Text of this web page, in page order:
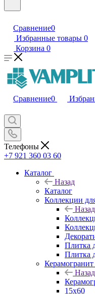
Сравнение0
Избранные товары 0
Корзина 0
Сравнение0
Телефоны
+7 921 360 03 60
Каталог
Назад
Каталог
Коллекции
Назад
Плитка
Плитка
Керамогранит
Назад
15х60